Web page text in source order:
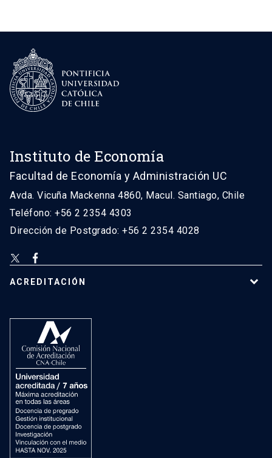
Instituto de Economía
Facultad de Economía y Administración UC
Avda. Vicuña Mackenna 4860, Macul. Santiago, Chile
Teléfono: +56 2 2354 4303
Dirección de Postgrado: +56 2 2354 4028
ACREDITACIÓN